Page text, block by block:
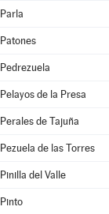
Parla
Patones
Pedrezuela
Pelayos de la Presa
Perales de Tajuña
Pezuela de las Torres
Pinilla del Valle
Pinto